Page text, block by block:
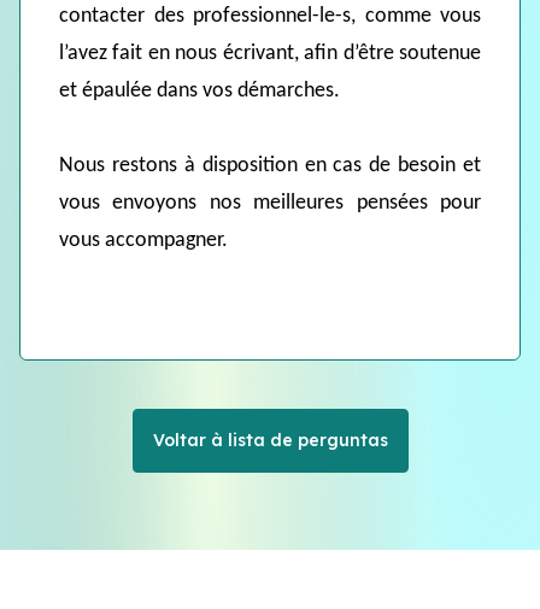
contacter des professionnel-le-s, comme vous
l’avez fait en nous écrivant, afin d’être soutenue
et épaulée dans vos démarches.
Nous restons à disposition en cas de besoin et
vous envoyons nos meilleures pensées pour
vous accompagner.
Voltar à lista de perguntas